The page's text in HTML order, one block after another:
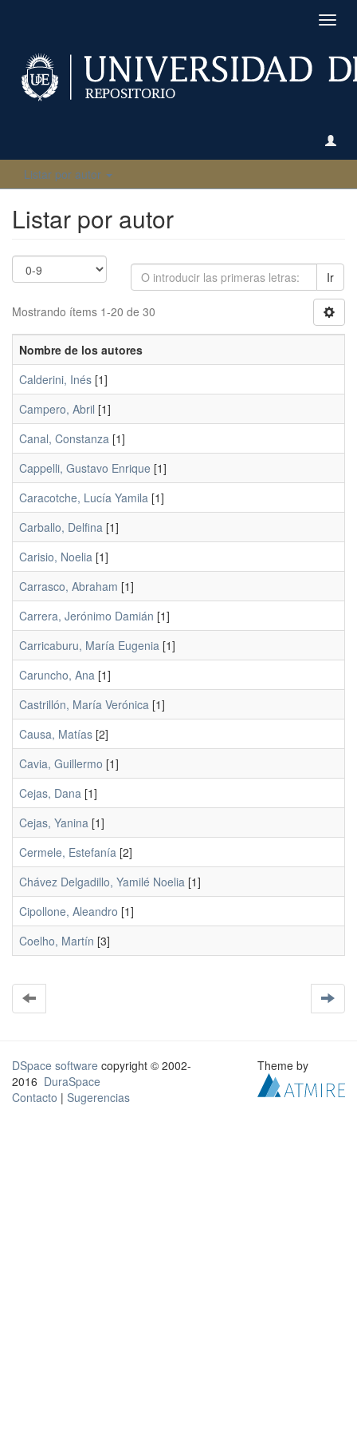
Listar por autor
Listar por autor
Ir
Mostrando ítems 1-20 de 30
Nombre de los autores
Calderini, Inés [1]
Campero, Abril [1]
Canal, Constanza [1]
Cappelli, Gustavo Enrique [1]
Caracotche, Lucía Yamila [1]
Carballo, Delfina [1]
Carisio, Noelia [1]
Carrasco, Abraham [1]
Carrera, Jerónimo Damián [1]
Carricaburu, María Eugenia [1]
Caruncho, Ana [1]
Castrillón, María Verónica [1]
Causa, Matías [2]
Cavia, Guillermo [1]
Cejas, Dana [1]
Cejas, Yanina [1]
Cermele, Estefanía [2]
Chávez Delgadillo, Yamilé Noelia [1]
Cipollone, Aleandro [1]
Coelho, Martín [3]
DSpace software copyright © 2002-
2016 DuraSpace
Contacto | Sugerencias
Theme by